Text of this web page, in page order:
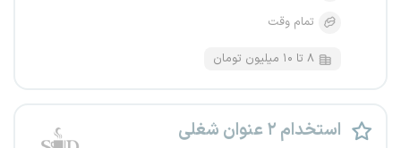
تمام وقت
۸ تا ۱۰ میلیون تومان
استخدام ۲ عنوان شغلی